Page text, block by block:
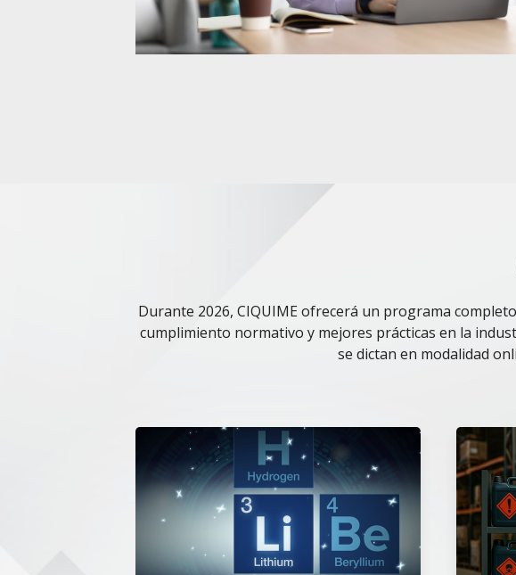
Durante 2026, CIQUIME ofrecerá un programa
cumplimiento normativo y mejores prácticas en la
se dictan en modalidad